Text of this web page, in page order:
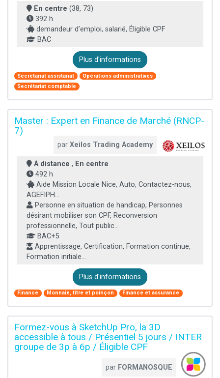
En centre (38, 73)
392 h
demandeur d’emploi, salarié, Éligible CPF
BAC
Plus d'informations
Secrétariat assistanat
Opérations administratives
Secrétariat comptable
Master : Expert en Finance de Marché (RNCP-
7)
par Xeilos Trading Academy
À distance , En centre
492 h
Aide Mission Locale Nice, Auto, Contactez-nous,
AGEFIPH...
Personne en situation de handicap, Personnes
désirant mobiliser son CPF, Reconversion
professionnelle, Tout public...
BAC+5
Apprentissage, Certification, Formation continue,
Formation initiale...
Plus d'informations
Finance Monnaie, titre et poinçon Finance et assurance
Formez-vous à SketchUp Pro, la 3D
accessible à tous / Présentiel 5 jours / INTER
groupe de 3p à 6p / Éligible CPF
par FORMANOSQUE